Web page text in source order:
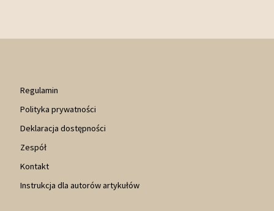
Regulamin
Polityka prywatności
Deklaracja dostępności
Zespół
Kontakt
Instrukcja dla autorów artykułów